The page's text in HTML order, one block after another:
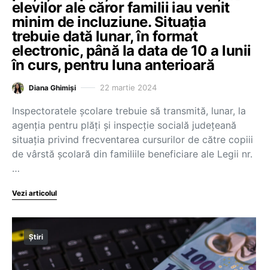
elevilor ale căror familii iau venit
minim de incluziune. Situația
trebuie dată lunar, în format
electronic, până la data de 10 a lunii
în curs, pentru luna anterioară
Diana Ghimiși 22 martie 2024
Inspectoratele școlare trebuie să transmită, lunar, la
agenția pentru plăți și inspecție socială județeană
situația privind frecventarea cursurilor de către copiii
de vârstă școlară din familiile beneficiare ale Legii nr.
…
Vezi articolul
Știri